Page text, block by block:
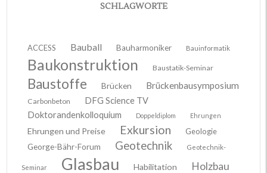
SCHLAGWORTE
ACCESS Bauball Bauharmoniker Bauinformatik
Baukonstruktion Baustatik-Seminar
Baustoffe Brücken Brückenbausymposium
Carbonbeton
DFG Science TV
Doktorandenkolloquium
Doppeldiplom Ehrungen
Ehrungen und Preise Exkursion
Geologie
George-Bähr-Forum
Geotechnik Geotechnik-
Seminar Glasbau Habilitation Holzbau